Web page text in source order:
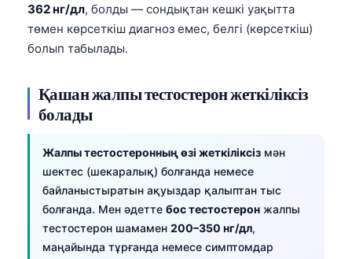
362 нг/дл, болды — сондықтан кешкі уақытта
төмен көрсеткіш диагноз емес, белгі (көрсеткіш)
болып табылады.
Қашан жалпы тестостерон жеткіліксіз
болады
Жалпы тестостеронның өзі жеткіліксіз мән
шектес (шекаралық) болғанда немесе
байланыстыратын ақуыздар қалыптан тыс
болғанда. Мен әдетте бос тестостерон жалпы
тестостерон шамамен 200–350 нг/дл,
маңайында тұрғанда немесе симптомдар